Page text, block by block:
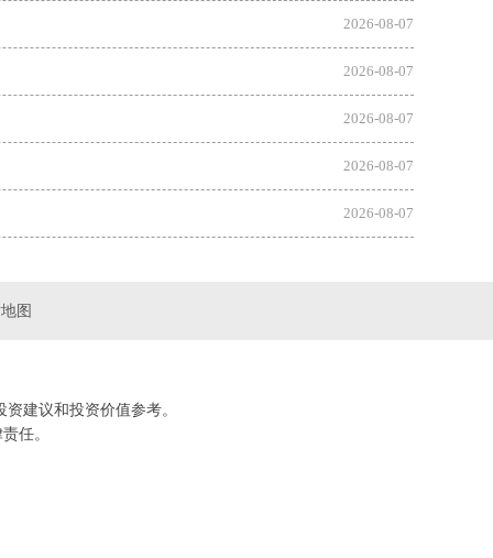
2026-08-07
2026-08-07
2026-08-07
2026-08-07
2026-08-07
图
建议和投资价值参考。
任。